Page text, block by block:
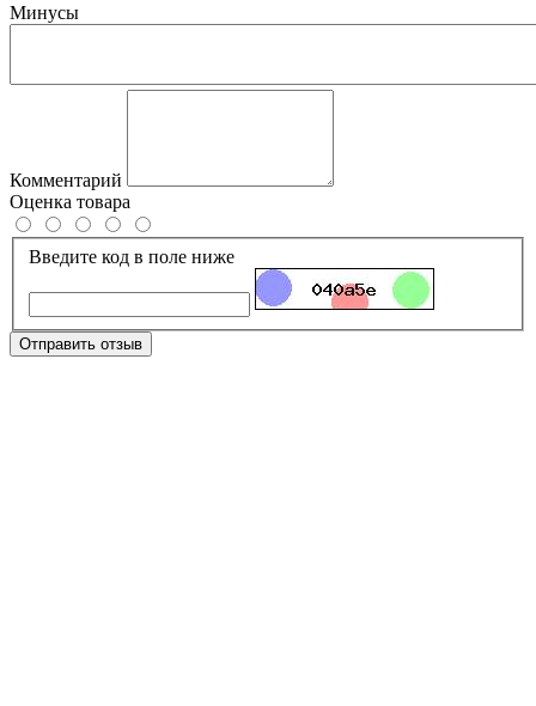
Минусы
Комментарий
Оценка товара
Введите код в поле ниже
Отправить отзыв